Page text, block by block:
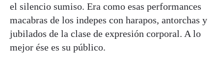
el silencio sumiso. Era como esas performances
macabras de los indepes con harapos, antorchas y
jubilados de la clase de expresión corporal. A lo
mejor ése es su público.